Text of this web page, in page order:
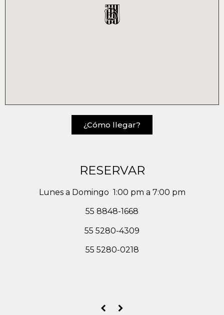
¿Cómo llegar?
RESERVAR
Lunes a Domingo 1:00 pm a 7:00 pm
55 8848-1668
55 5280-4309
55 5280-0218